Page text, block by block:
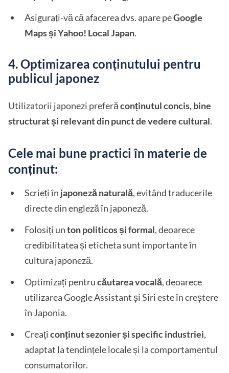
Asigurați-vă că afacerea dvs. apare peGoogle
Maps și Yahoo! Local Japan.
4. Optimizarea conținutului pentru
publicul japonez
Utilizatorii japonezi preferăconținutul concis, bine
structurat și relevant din punct de vedere cultural.
Cele mai bune practici în materie de
conținut:
Scrieți în japoneză naturală, evitând traducerile
directe din engleză în japoneză.
Folosiți unton politicos și formal, deoarece
credibilitatea și eticheta sunt importante în
cultura japoneză.
Optimizați pentrucăutarea vocală, deoarece
utilizarea Google Assistant și Siri este în creștere
în Japonia.
Creațiconținut sezonier și specific industriei,
adaptat la tendințele locale și la comportamentul
consumatorilor.